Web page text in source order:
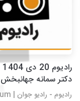
دکتر سمانه جهانبخش
رادیوم - رادیو جوان | Ra.radium